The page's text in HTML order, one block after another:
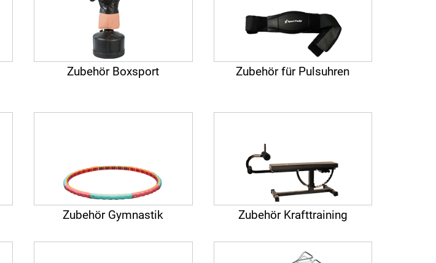
Zubehör Boxsport Zubehör für Pulsuhren
Zubehör Gymnastik Zubehör Krafttraining